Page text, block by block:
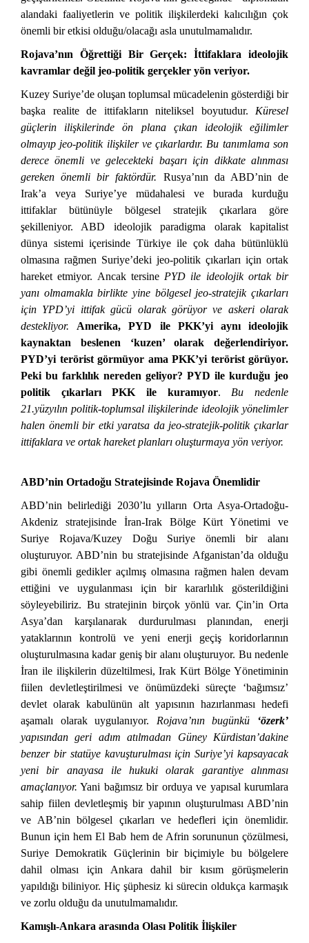
alandaki faaliyetlerin ve politik ilişkilerdeki kalıcılığın çok
önemli bir etkisi olduğu/olacağı asla unutulmamalıdır.
Rojava’nın Öğrettiği Bir Gerçek: İttifaklara ideolojik
kavramlar değil jeo-politik gerçekler yön veriyor.
Kuzey Suriye’de oluşan toplumsal mücadelenin gösterdiği bir
başka realite de ittifakların niteliksel boyutudur. Küresel
güçlerin ilişkilerinde ön plana çıkan ideolojik eğilimler
olmayıp jeo-politik ilişkiler ve çıkarlardır. Bu tanımlama son
derece önemli ve gelecekteki başarı için dikkate alınması
gereken önemli bir faktördür. Rusya’nın da ABD’nin de
Irak’a veya Suriye’ye müdahalesi ve burada kurduğu
ittifaklar bütünüyle bölgesel stratejik çıkarlara göre
şekilleniyor. ABD ideolojik paradigma olarak kapitalist
dünya sistemi içerisinde Türkiye ile çok daha bütünlüklü
olmasına rağmen Suriye’deki jeo-politik çıkarları için ortak
hareket etmiyor. Ancak tersine PYD ile ideolojik ortak bir
yanı olmamakla birlikte yine bölgesel jeo-stratejik çıkarları
için YPD’yi ittifak gücü olarak görüyor ve askeri olarak
destekliyor.
Amerika, PYD ile PKK’yi aynı ideolojik
kaynaktan beslenen ‘kuzen’ olarak değerlendiriyor.
PYD’yi terörist görmüyor ama PKK’yi terörist görüyor.
Peki bu farklılık nereden geliyor? PYD ile kurduğu jeo
politik çıkarları PKK ile kuramıyor. Bu nedenle
21.yüzyılın politik-toplumsal ilişkilerinde ideolojik yönelimler
halen önemli bir etki yaratsa da jeo-stratejik-politik çıkarlar
ittifaklara ve ortak hareket planları oluşturmaya yön veriyor.
ABD’nin Ortadoğu Stratejisinde Rojava Önemlidir
ABD’nin belirlediği 2030’lu yılların Orta Asya-Ortadoğu-
Akdeniz stratejisinde İran-Irak Bölge Kürt Yönetimi ve
Suriye Rojava/Kuzey Doğu Suriye önemli bir alanı
oluşturuyor. ABD’nin bu stratejisinde Afganistan’da olduğu
gibi önemli gedikler açılmış olmasına rağmen halen devam
ettiğini ve uygulanması için bir kararlılık gösterildiğini
söyleyebiliriz. Bu stratejinin birçok yönlü var. Çin’in Orta
Asya’dan karşılanarak durdurulması planından, enerji
yataklarının kontrolü ve yeni enerji geçiş koridorlarının
oluşturulmasına kadar geniş bir alanı oluşturuyor. Bu nedenle
İran ile ilişkilerin düzeltilmesi, Irak Kürt Bölge Yönetiminin
fiilen devletleştirilmesi ve önümüzdeki süreçte ‘bağımsız’
devlet olarak kabulünün alt yapısının hazırlanması hedefi
aşamalı olarak uygulanıyor. Rojava’nın bugünkü ‘özerk’
yapısından geri adım atılmadan Güney Kürdistan’dakine
benzer bir statüye kavuşturulması için Suriye’yi kapsayacak
yeni bir anayasa ile hukuki olarak garantiye alınması
amaçlanıyor. Yani bağımsız bir orduya ve yapısal kurumlara
sahip fiilen devletleşmiş bir yapının oluşturulması ABD’nin
ve AB’nin bölgesel çıkarları ve hedefleri için önemlidir.
Bunun için hem El Bab hem de Afrin sorununun çözülmesi,
Suriye Demokratik Güçlerinin bir biçimiyle bu bölgelere
dahil olması için Ankara dahil bir kısım görüşmelerin
yapıldığı biliniyor. Hiç şüphesiz ki sürecin oldukça karmaşık
ve zorlu olduğu da unutulmamalıdır.
Kamışlı-Ankara arasında Olası Politik İlişkiler